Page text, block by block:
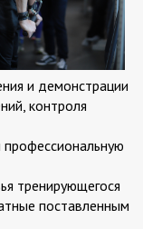
и демонстрации
контроля
профессиональную
тренирующегося
поставленным